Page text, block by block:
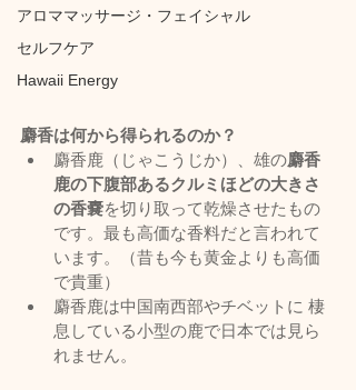
アロママッサージ・フェイシャル
セルフケア
Hawaii Energy
麝香は何から得られるのか？
麝香鹿（じゃこうじか）、雄の麝香
鹿の下腹部あるクルミほどの大きさ
の香嚢を切り取って乾燥させたもの
です。最も高価な香料だと言われて
います。（昔も今も黄金よりも高価
で貴重）
麝香鹿は中国南西部やチベットに 棲
息している小型の鹿で日本では見ら
れません。